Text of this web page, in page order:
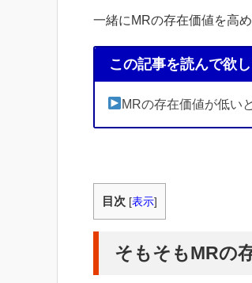
一緒にMRの存在価値を高
この記事を読んで欲
MRの存在価値が低い
目次 [表示]
そもそもMRの